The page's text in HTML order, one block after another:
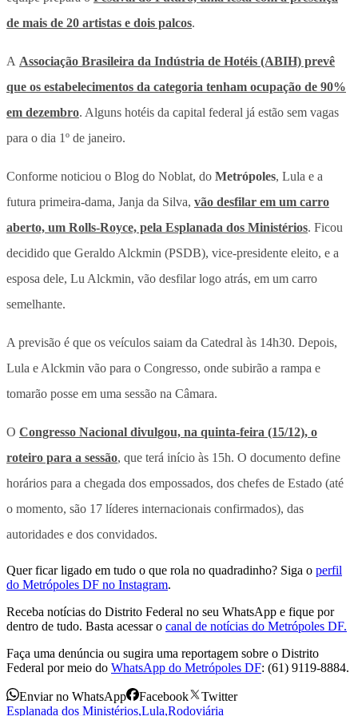
de mais de 20 artistas e dois palcos.
A Associação Brasileira da Indústria de Hotéis (ABIH) prevê
que os estabelecimentos da categoria tenham ocupação de 90%
em dezembro. Alguns hotéis da capital federal já estão sem vagas
para o dia 1º de janeiro.
Conforme noticiou o Blog do Noblat, do Metrópoles, Lula e a
futura primeira-dama, Janja da Silva, vão desfilar em um carro
aberto, um Rolls-Royce, pela Esplanada dos Ministérios. Ficou
decidido que Geraldo Alckmin (PSDB), vice-presidente eleito, e a
esposa dele, Lu Alckmin, vão desfilar logo atrás, em um carro
semelhante.
A previsão é que os veículos saiam da Catedral às 14h30. Depois,
Lula e Alckmin vão para o Congresso, onde subirão a rampa e
tomarão posse em uma sessão na Câmara.
O Congresso Nacional divulgou, na quinta-feira (15/12), o
roteiro para a sessão, que terá início às 15h. O documento define
horários para a chegada dos empossados, dos chefes de Estado (até
o momento, são 17 líderes internacionais confirmados), das
autoridades e dos convidados.
Quer ficar ligado em tudo o que rola no quadradinho? Siga o perfil
do Metrópoles DF no Instagram.
Receba notícias do Distrito Federal no seu WhatsApp e fique por
dentro de tudo. Basta acessar o canal de notícias do Metrópoles DF.
Faça uma denúncia ou sugira uma reportagem sobre o Distrito
Federal por meio do WhatsApp do Metrópoles DF: (61) 9119-8884.
Enviar no WhatsApp Facebook
Twitter
Esplanada dos Ministérios,Lula,Rodoviária